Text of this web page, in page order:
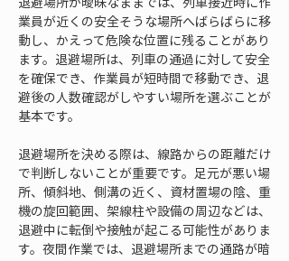
業員が近くの安全そうな場所へばらばらに移
動し、かえって危険な位置に残ることがあり
ます。退避場所は、列車の通過に対して安全
を確保でき、作業員が短時間で移動でき、退
避後の人数確認がしやすい場所を選ぶことが
基本です。
退避場所を決める際は、線路からの距離だけ
で判断しないことが重要です。足元が悪い場
所、傾斜地、側溝の近く、資材置場の陰、重
機の旋回範囲、架線柱や設備の周辺などは、
退避中に転倒や接触が起こる可能性がありま
す。夜間作業では、退避場所までの通路が暗